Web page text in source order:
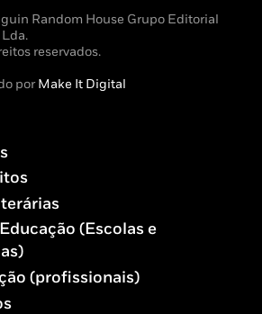
Random House Grupo Editorial
reservados.
porMake It Digital
(Escolas e
(profissionais)